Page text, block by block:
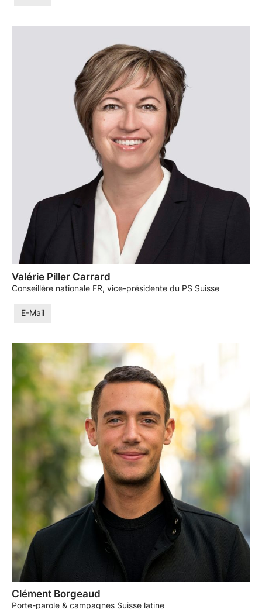
Valérie Piller Carrard
Conseillère nationale FR, vice-présidente du PS Suisse
E-Mail
Clément Borgeaud
Porte-parole & campagnes Suisse latine